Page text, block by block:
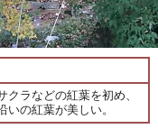
ラなどの紅葉を初め、
の紅葉が美しい。